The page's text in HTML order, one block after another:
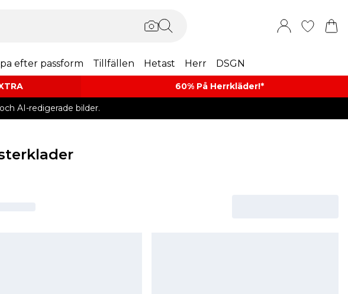
efter passform Tillfällen Hetast Herr DSGN
60% På Herrkläder!*​
AI-redigerade bilder.